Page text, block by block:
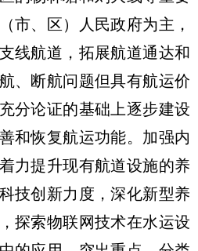
市、区）人民政府为主，
线航道，拓展航道通达和
、断航问题但具有航运价
分论证的基础上逐步建设
和恢复航运功能。加强内
力提升现有航道设施的养
技创新力度，深化新型养
探索物联网技术在水运设